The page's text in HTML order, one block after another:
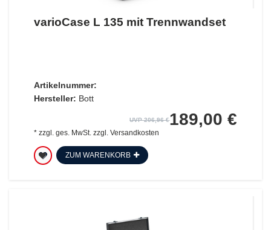
varioCase L 135 mit Trennwandset
Artikelnummer:
Hersteller: Bott
UVP 206,96 €189,00 €
* zzgl. ges. MwSt. zzgl. Versandkosten
ZUM WARENKORB